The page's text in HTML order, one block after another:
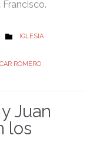
 CATEGORY
IGLESIA
ROMERO,
Juan
los